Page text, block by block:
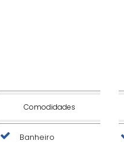
Comodidades
Banheiro